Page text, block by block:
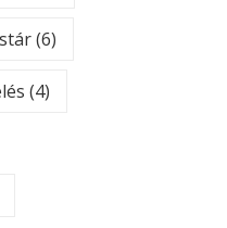
(6)
(4)